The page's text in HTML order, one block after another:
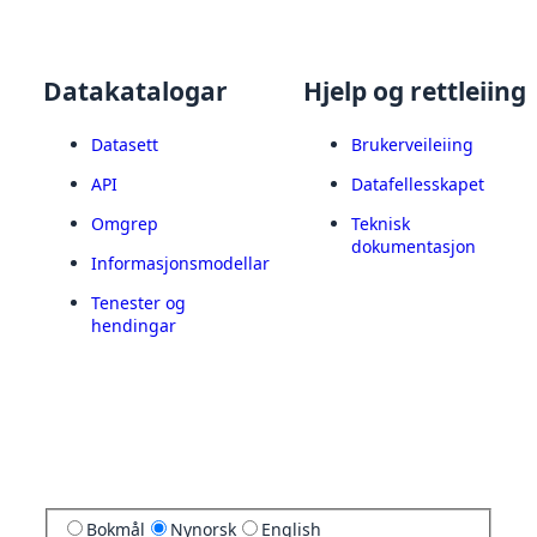
Datakatalogar
Datasett
API
Omgrep
Informasjonsmodellar
Tenester og
hendingar
Hjelp og rettleiing
Brukerveileiing
Datafellesskapet
Teknisk
dokumentasjon
Bokmål Nynorsk English